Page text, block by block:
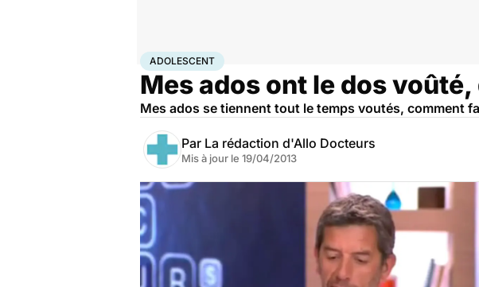
Accueil SantéAdolescent
ADOLESCENT
Mes ados ont le dos
Mes ados se tiennent tout le temps voutés, comment
Par La rédaction d'Allo Docteurs
Mis à jour le 19/04/2013